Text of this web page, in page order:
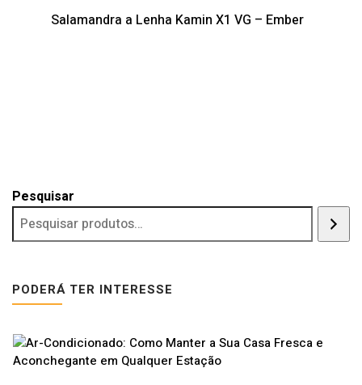
Salamandra a Lenha Kamin X1 VG – Ember
Pesquisar
PODERÁ TER INTERESSE